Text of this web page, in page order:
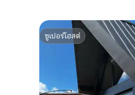
ซูเปอร์โฮสต์
ซูเปอร์โฮสต์